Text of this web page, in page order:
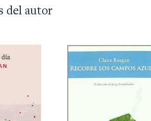
del autor